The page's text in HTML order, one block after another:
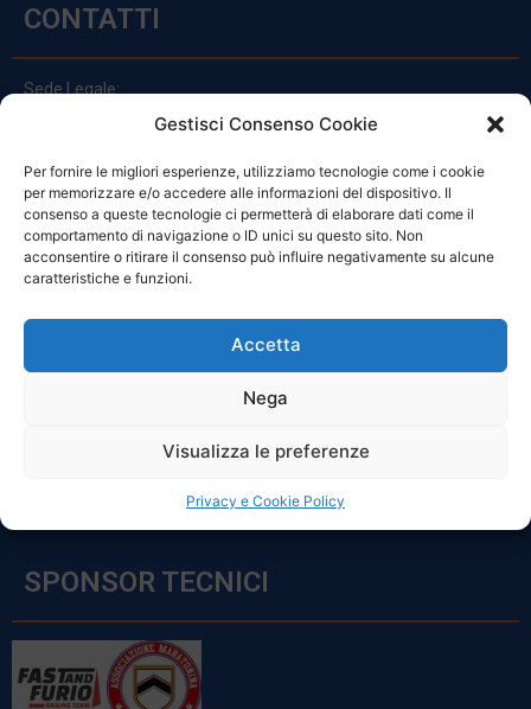
Gestisci Consenso Cookie
Per fornire le migliori esperienze, utilizziamo tecnologie come i cookie
per memorizzare e/o accedere alle informazioni del dispositivo. Il
consenso a queste tecnologie ci permetterà di elaborare dati come il
comportamento di navigazione o ID unici su questo sito. Non
acconsentire o ritirare il consenso può influire negativamente su alcune
caratteristiche e funzioni.
Accetta
Nega
Visualizza le preferenze
Privacy e Cookie Policy
CONTATTI
Sede Legale:
Via Principe Di Udine 144
clienti@officinefvg.it
info@officinefvg.it
posta@officinefvgpec.It
ORARI
Sabato: 8:00 – 12:00
SPONSOR TECNICI